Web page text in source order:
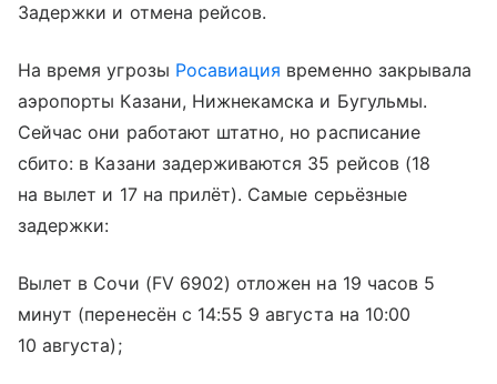
Задержки и отмена рейсов.
На время угрозы Росавиация временно закрывала
аэропорты Казани, Нижнекамска и Бугульмы.
Сейчас они работают штатно, но расписание
сбито: в Казани задерживаются 35 рейсов (18
на вылет и 17 на прилёт). Самые серьёзные
задержки:
Вылет в Сочи (FV 6902) отложен на 19 часов 5
минут (перенесён с 14:55 9 августа на 10:00
10 августа);